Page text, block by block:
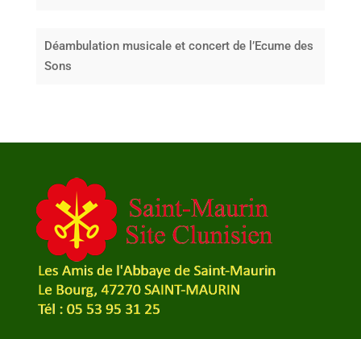
Déambulation musicale et concert de l’Ecume des
Sons